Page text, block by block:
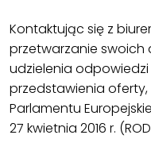
Kontaktując się z
przetwarzanie
udzielenia
przedstawienia
Parlamentu
27 kwietnia 2016 r.